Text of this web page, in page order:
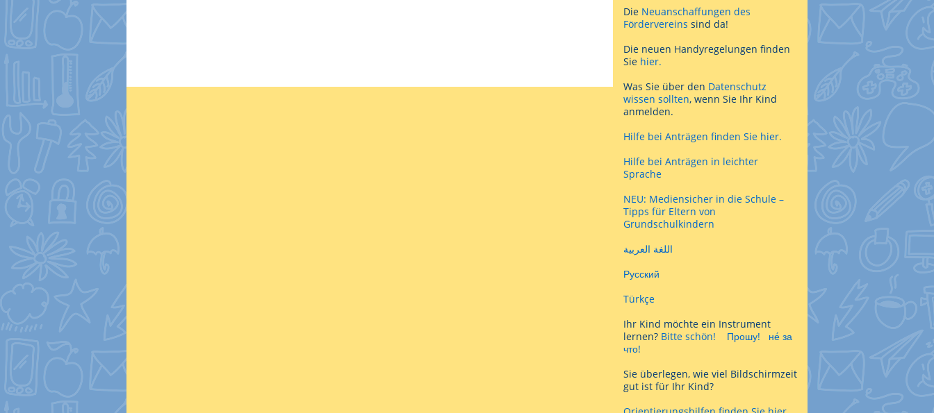
Die Neuanschaffungen des
Fördervereins sind da!
Die neuen Handyregelungen finden
Sie hier.
Was Sie über den Datenschutz
wissen sollten, wenn Sie Ihr Kind
anmelden.
Hilfe bei Anträgen finden Sie hier.
Hilfe bei Anträgen in leichter
Sprache
NEU: Mediensicher in die Schule –
Tipps für Eltern von
Grundschulkindern
اللغة العربية
Русский
Türkçe
Ihr Kind möchte ein Instrument
lernen? Bitte schön! Прошу!
не́ за
что!
Sie überlegen, wie viel Bildschirmzeit
gut ist für Ihr Kind?